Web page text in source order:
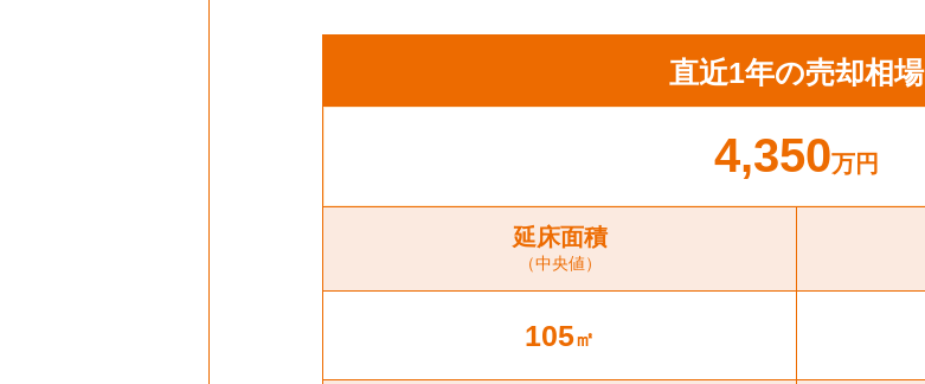
直近1年の売却相場
4,350万円
延床面積
（中央値）
105㎡